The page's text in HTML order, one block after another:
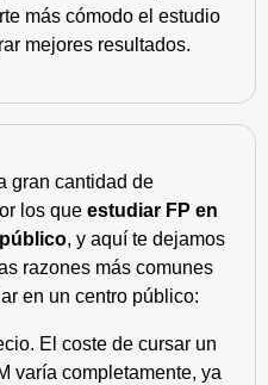
más cómodo el estudio
mejores resultados.
gran cantidad de
los que estudiar FP en
, y aquí te dejamos
razones más comunes
en un centro público:
El coste de cursar un
varía completamente, ya